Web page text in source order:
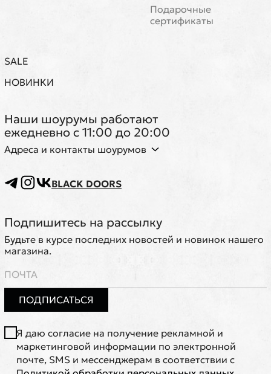
Подарочные
сертификаты
SALE
НОВИНКИ
Наши шоурумы работают
ежедневно с 11:00 до 20:00
Адреса и контакты шоурумов
BLACK DOORS
Подпишитесь на рассылку
Будьте в курсе последних новостей и новинок нашего
магазина.
ПОДПИСАТЬСЯ
Я даю согласие на получение рекламной и
маркетинговой информации по электронной
почте, SMS и мессенджерам в соответствии с